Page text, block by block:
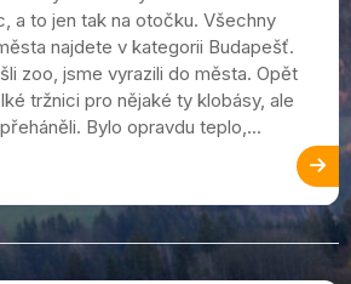
a to jen tak na otočku. Všechny
najdete v kategorii Budapešť.
zoo, jsme vyrazili do města. Opět
tržnici pro nějaké ty klobásy, ale
Bylo opravdu teplo,...